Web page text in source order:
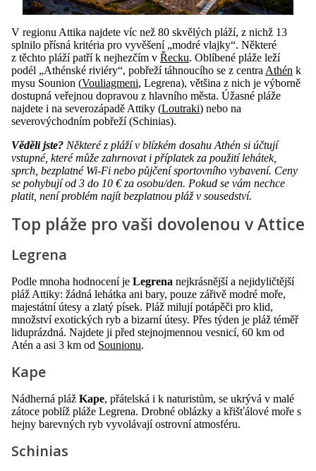
V regionu Attika najdete víc než 80 skvělých pláží, z nichž 13
splnilo přísná kritéria pro vyvěšení „modré vlajky“. Některé
z těchto pláží patří k nejhezčím v Řecku. Oblíbené pláže leží
podél „Athénské riviéry“, pobřeží táhnoucího se z centra Athén k
mysu Sounion (Vouliagmeni, Legrena), většina z nich je výborně
dostupná veřejnou dopravou z hlavního města. Úžasné pláže
najdete i na severozápadě Attiky (Loutraki) nebo na
severovýchodním pobřeží (Schinias).
Věděli jste? Některé z pláží v blízkém dosahu Athén si účtují
vstupné, které může zahrnovat i příplatek za použití lehátek,
sprch, bezplatné Wi-Fi nebo půjčení sportovního vybavení. Ceny
se pohybují od 3 do 10 € za osobu/den. Pokud se vám nechce
platit, není problém najít bezplatnou pláž v sousedství.
Top pláže pro vaši dovolenou v Attice
Legrena
Podle mnoha hodnocení je Legrena nejkrásnější a nejidyličtější
pláž Attiky: žádná lehátka ani bary, pouze zářivě modré moře,
majestátní útesy a zlatý písek. Pláž milují potápěči pro klid,
množství exotických ryb a bizarní útesy. Přes týden je pláž téměř
liduprázdná. Najdete ji před stejnojmennou vesnicí, 60 km od
Atén a asi 3 km od Sounionu.
Kape
Nádherná pláž Kape, přátelská i k naturistům, se ukrývá v malé
zátoce poblíž pláže Legrena. Drobné oblázky a křišťálové moře s
hejny barevných ryb vyvolávají ostrovní atmosféru.
Schinias